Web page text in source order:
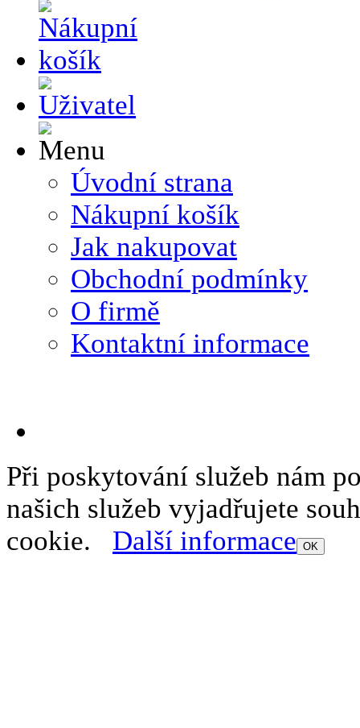
Úvodní strana
Nákupní košík
Jak nakupovat
Obchodní podmínky
O firmě
Kontaktní informace
Při poskytování služeb nám
našich služeb vyjadřujete
cookie. Další informace